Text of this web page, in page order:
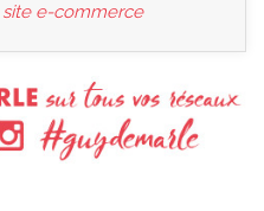
site e-commerce